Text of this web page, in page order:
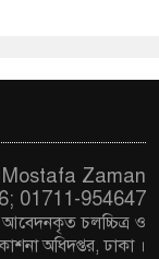
Zaman
01711-954647
আবেদনকৃত চলচ্চিত্র ও
অধিদপ্তর, ঢাকা ।